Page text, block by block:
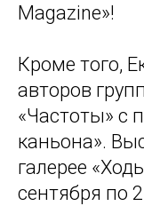
Magazine»!
Кроме того,
авторов
«Частоты» c
каньона».
галерее
сентября по